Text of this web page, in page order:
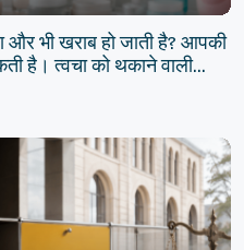
और भी खराब हो जाती है? आपकी
है। त्वचा को थकाने वाली